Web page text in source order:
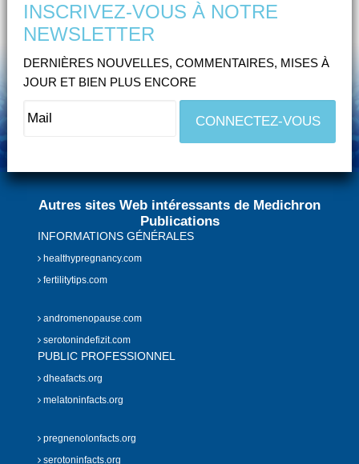
INSCRIVEZ-VOUS À NOTRE
NEWSLETTER
DERNIÈRES NOUVELLES, COMMENTAIRES, MISES À
JOUR ET BIEN PLUS ENCORE
Autres sites Web intéressants de Medichron
Publications
INFORMATIONS GÉNÉRALES
healthypregnancy.com
fertilitytips.com
andromenopause.com
serotonindefizit.com
PUBLIC PROFESSIONNEL
dheafacts.org
melatoninfacts.org
pregnenolonfacts.org
serotoninfacts.org